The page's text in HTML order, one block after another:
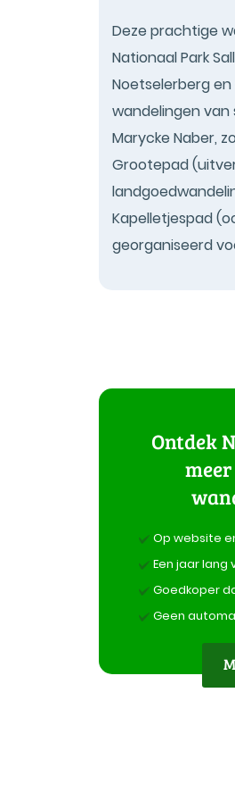
Deze prachtige
Nationaal Park
Noetselerberg en
wandelingen van
Marycke Naber,
Grootepad
Kapelletjespad
georganiseerd
Ontdek
Op website
Een jaar lang
Goedkoper
Geen